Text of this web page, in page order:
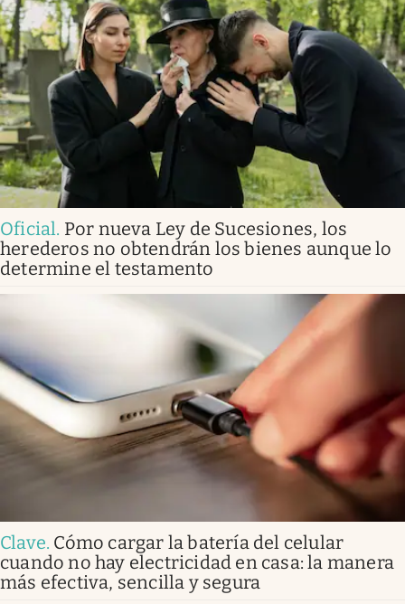
Oficial. Por nueva Ley de Sucesiones, los
herederos no obtendrán los bienes aunque lo
determine el testamento
Clave. Cómo cargar la batería del celular
cuando no hay electricidad en casa: la manera
más efectiva, sencilla y segura